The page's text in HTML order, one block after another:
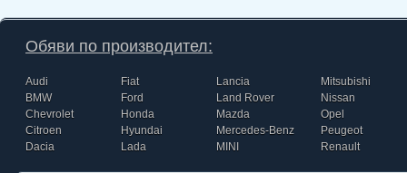
Обяви по производител:
Audi
BMW
Chevrolet
Citroen
Dacia
Fiat
Ford
Honda
Hyundai
Lada
Lancia
Land Rover
Mazda
Mercedes-Benz
MINI
Mitsubishi
Nissan
Opel
Peugeot
Renault